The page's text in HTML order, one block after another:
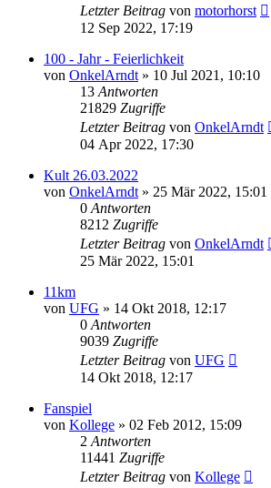
Letzter Beitrag von motorhorst
12 Sep 2022, 17:19
100 - Jahr - Feierlichkeit
von OnkelArndt » 10 Jul 2021, 10:10
13 Antworten
21829 Zugriffe
Letzter Beitrag von OnkelArndt
04 Apr 2022, 17:30
Kult 26.03.2022
von OnkelArndt » 25 Mär 2022, 15:01
0 Antworten
8212 Zugriffe
Letzter Beitrag von OnkelArndt
25 Mär 2022, 15:01
11km
von UFG » 14 Okt 2018, 12:17
0 Antworten
9039 Zugriffe
Letzter Beitrag von UFG
14 Okt 2018, 12:17
Fanspiel
von Kollege » 02 Feb 2012, 15:09
2 Antworten
11441 Zugriffe
Letzter Beitrag von Kollege